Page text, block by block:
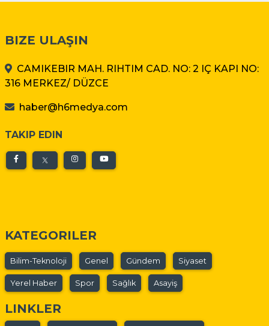
BIZE ULAŞIN
CAMIKEBIR MAH. RIHTIM CAD. NO: 2 IÇ KAPI NO:
316 MERKEZ/ DÜZCE
haber@h6medya.com
TAKIP EDIN
KATEGORILER
Bilim-Teknoloji Genel Gündem Siyaset
Yerel Haber Spor Sağlık Asayiş
LINKLER